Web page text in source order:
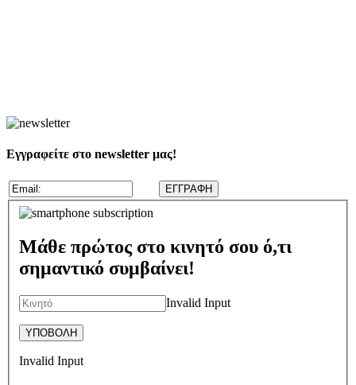
Εγγραφείτε στο newsletter μας!
Μάθε πρώτος στο κινητό σου ό,τι
σημαντικό συμβαίνει!
Invalid Input
Invalid Input